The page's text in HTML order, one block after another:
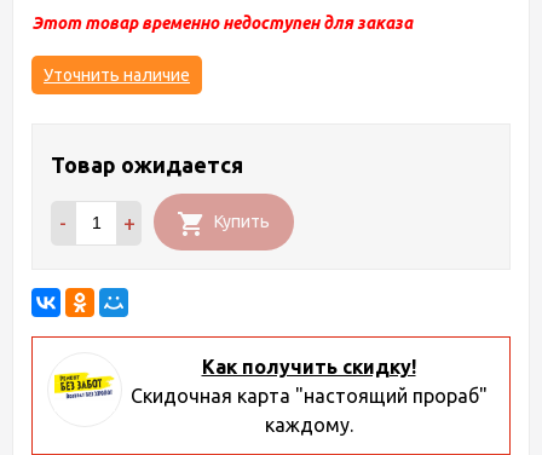
Этот товар временно недоступен для заказа
Уточнить наличие
Товар ожидается
- + Купить
Как получить скидку!
Скидочная карта "настоящий прораб"
каждому.